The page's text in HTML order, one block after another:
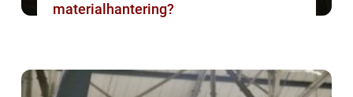
materialhantering?